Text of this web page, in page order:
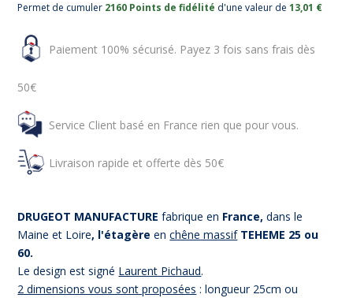
Permet de cumuler 2160 Points de fidélité d'une valeur de13,01 €
Paiement 100% sécurisé. Payez 3 fois sans frais dès
50€
Service Client basé en France rien que pour vous.
Livraison rapide et offerte dès 50€
DRUGEOT MANUFACTURE fabrique en France,dans le
Maine et Loire, l'étagèreenchêne massifTEHEME 25 ou
60.
Le design est signé Laurent Pichaud.
2 dimensions vous sont proposées : longueur 25cm ou